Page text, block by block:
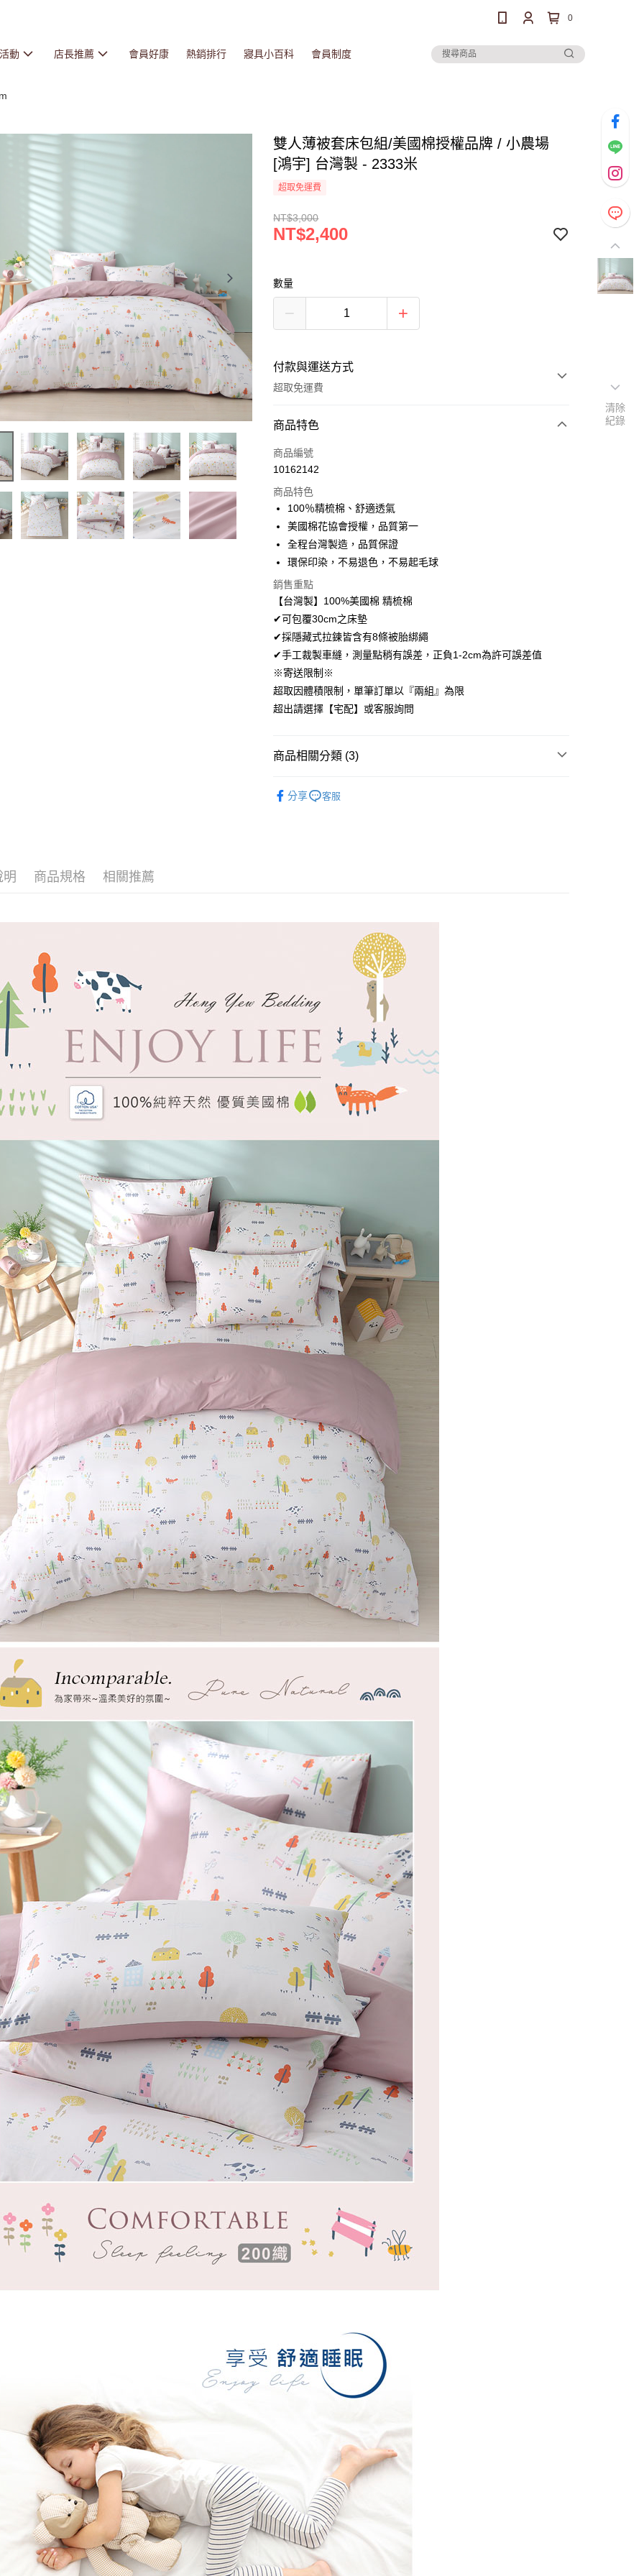
0
動 店長推薦 會員好康 熱銷排行 寢具小百科 會員制度
雙人薄被套床包組/美國棉授權品牌 / 小農場
[鴻宇] 台灣製 - 2333米
超取免運費
NT$3,000
NT$2,400
數量
付款與運送方式
超取免運費
付款方式
信用卡一次付款
LINE Pay
Apple Pay
悠遊付
Google Pay
相關說明
【關於「AFTEE先享後付」】
AFTEE先享後付是「在收到商品之後才付款」的支付方式。 讓您購物簡單
便利好安心！
１．簡單：不需註冊會員、不需綁卡、不需儲值。
２．便利：只要手機號碼，簡訊認證，即可結帳。
３．安心：先確認商品／服務後，再付款。
付」結帳頁面，進行簡訊認證並確認金額後，即可完成結帳。
／ATM／網路銀行／等多元方式進行付款，方視為交易完成。
求債權轉讓予恩沛科技股份有限公司。
２．關於個人資料處理事宜，請瀏覽以下網址：
https://aftee.tw/terms/#terms3
３．未成年的使用者請事先徵得法定代理人或監護人之同意方可使用
「AFTEE先享後付」，若未經同意申辦者引起之損失，本公司不負相關責
任。
４．使用「AFTEE先享後付」時，將依據個別帳號之用戶狀況，依本公司
即時審查核予不同之上限額度；若仍有額度不足之情形，本公司將視審查
結果請求用戶進行身份認證。
５．嚴禁一人註冊多個帳號或使用他人資訊註冊。若發現惡意使用之情
形，恩沛科技股份有限公司將有權停止該用戶之使用額度並採取法律行
動。
ATM付款
運送方式
免運費
每筆NT$100，滿NT$499(含以上)免運費
每筆NT$100，滿NT$499(含以上)免運費
商品特色
商品編號
10162142
商品特色
100％精梳棉、舒適透氣
美國棉花協會授權，品質第一
全程台灣製造，品質保證
環保印染，不易退色，不易起毛球
銷售重點
【台灣製】100%美國棉 精梳棉
✔可包覆30cm之床墊
✔採隱藏式拉鍊皆含有8條被胎綁繩
✔手工裁製車縫，測量點稍有誤差，正負1-2cm為許可誤差值
※寄送限制※
超取因體積限制，單筆訂單以『兩組』為限
超出請選擇【宅配】或客服詢問
商品相關分類 (3)
分享 客服
明 商品規格 相關推薦
清除
紀錄